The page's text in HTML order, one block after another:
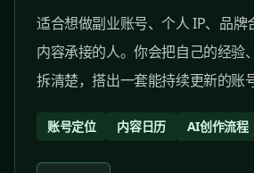
适合想做副业账号、个人 IP、品牌
内容承接的人。你会把自己的经验
拆清楚，搭出一套能持续更新的账
账号定位 内容日历 AI创作流程